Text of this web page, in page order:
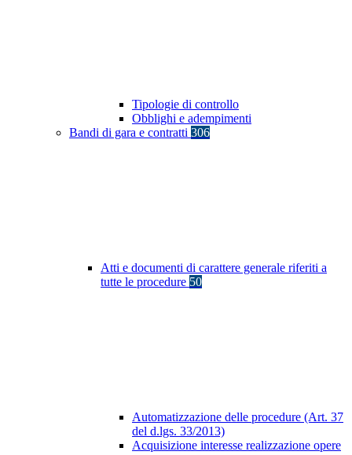
Tipologie di controllo
Obblighi e adempimenti
Bandi di gara e contratti 306
Atti e documenti di carattere generale riferiti a
tutte le procedure 50
Automatizzazione delle procedure (Art. 37
del d.lgs. 33/2013)
Acquisizione interesse realizzazione opere